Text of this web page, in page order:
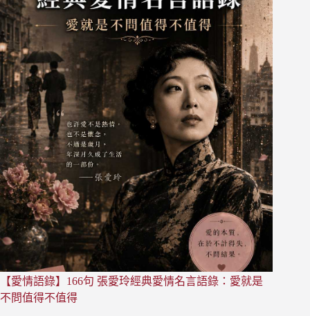
60
句
給
自
己
勇
氣
的
句
子：
職
場、
感
情、
迷
茫、
改
變、
疲
憊，
五
【愛情語錄】166句 張愛玲經典愛情名言語錄：愛就是
不問值得不值得